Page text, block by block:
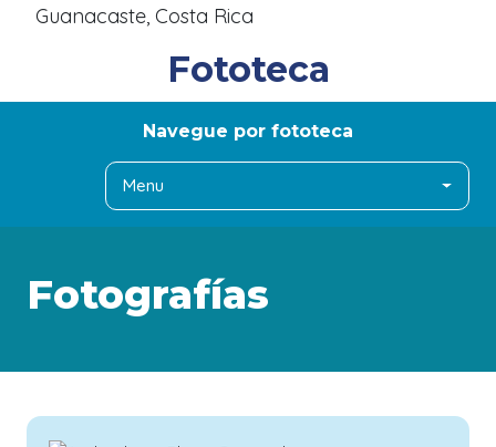
Guanacaste, Costa Rica
Fototeca
Navegue por fototeca
Menu
Fotografías